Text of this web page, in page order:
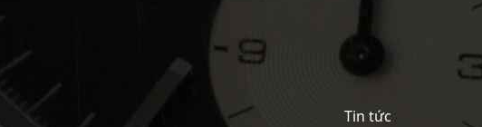
Tin tức